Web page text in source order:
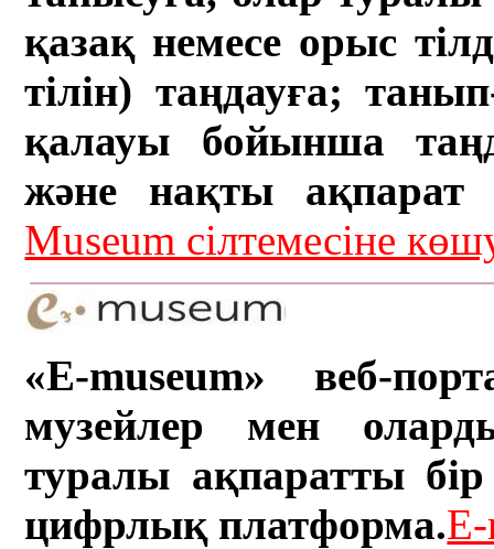
қазақ немесе орыс
тілін) таңдауға;
қалауы бойынша
және нақты ақпарат
Museum сілтемесіне
«E-museum» веб-
музейлер мен
туралы ақпаратты бір
цифрлық платформа.